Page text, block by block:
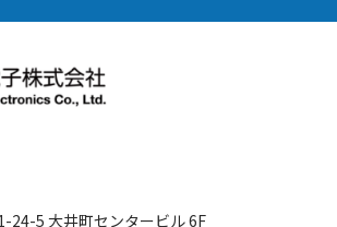
24-5 大井町センタービル 6F